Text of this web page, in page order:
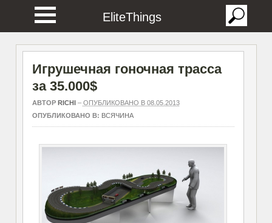
EliteThings
Игрушечная гоночная трасса
за 35.000$
АВТОР RICHI– ОПУБЛИКОВАНО В 08.05.2013
ОПУБЛИКОВАНО В: ВСЯЧИНА